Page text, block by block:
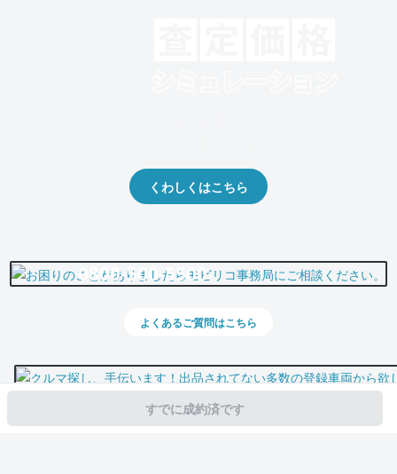
すでに成約済です
くわしくはこちら
0800-500-5500
よくあるご質問はこちら